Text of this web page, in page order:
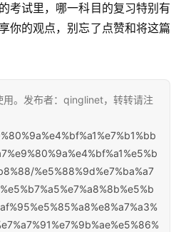
考试里，哪一科目的复习特别有
你的观点，别忘了点赞和将这篇
用。发布者：qinglinet，转转请注
%e5%88%9d%e7%ba%a7